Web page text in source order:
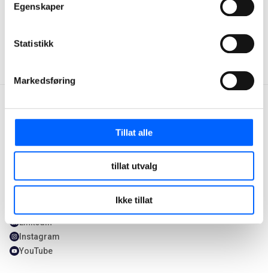
Egenskaper
Statistikk
Markedsføring
Tillat alle
tillat utvalg
Ikke tillat
Kontakt oss
LinkedIn
Instagram
YouTube
Våre tjenester
Våre tjenester